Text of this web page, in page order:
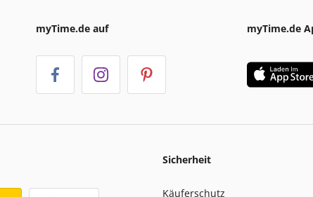
myTime.de auf myTime.de
Sicherheit
Käuferschutz